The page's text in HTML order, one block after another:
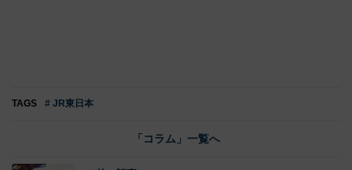
TAGS # JR東日本
「コラム」一覧へ